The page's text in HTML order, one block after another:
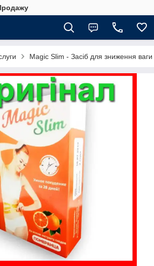
Magic Slim - Засіб для зниження